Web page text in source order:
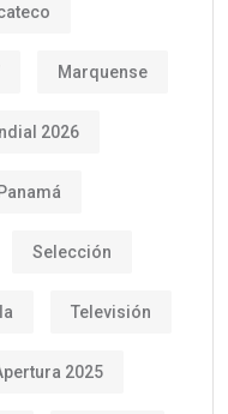
Marquense
2026
Panamá
Selección
Televisión
2025